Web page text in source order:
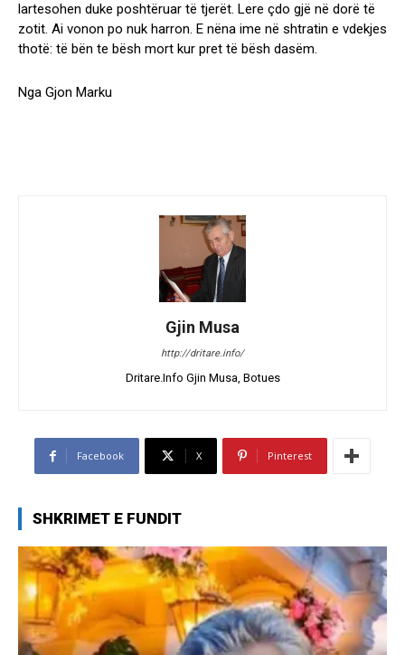
lartesohen duke poshtëruar të tjerët. Lere çdo gjë në dorë të
zotit. Ai vonon po nuk harron. E nëna ime në shtratin e vdekjes
thotë: të bën te bësh mort kur pret të bësh dasëm.
Nga Gjon Marku
Gjin Musa
http://dritare.info/
Dritare.Info Gjin Musa, Botues
Facebook X Pinterest
SHKRIMET E FUNDIT